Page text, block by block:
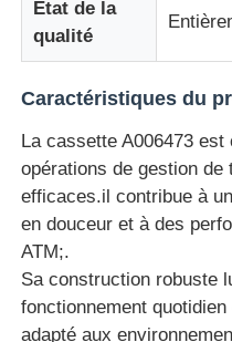
Pièces de guichet
Parties Genmega ATM
Accepteur de factures
Tri des billets de
État de la
qualité
Caractéristiques du
La cassette A006473
opérations de gestion
efficaces.il contribue à
en douceur et à des
ATM;.
Sa construction robuste
fonctionnement
adapté aux